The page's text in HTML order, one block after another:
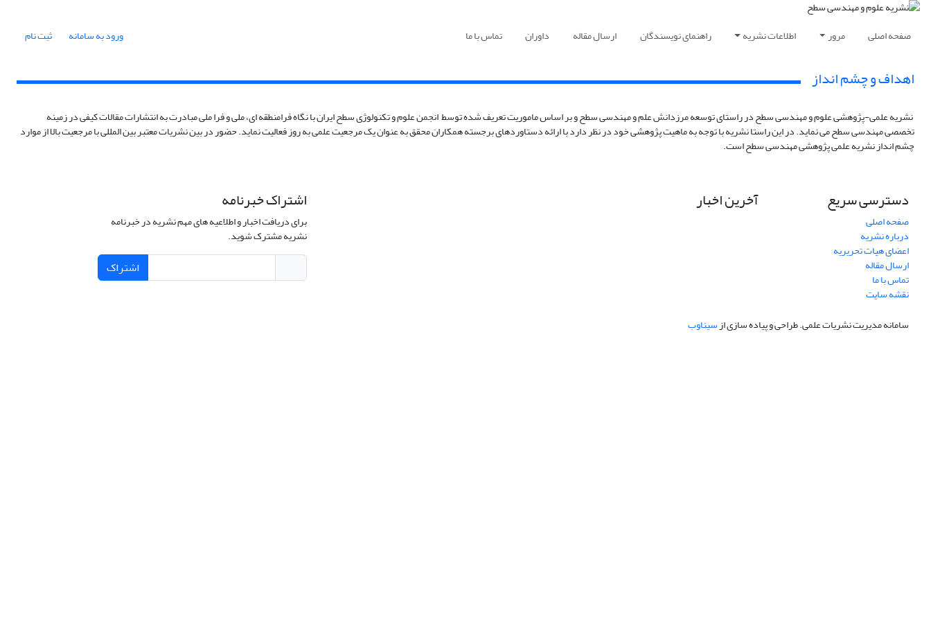
صفحه اصلی مرور اطلاعات نشریه راهنمای نویسندگان ارسال مقاله داوران تماس با ما ورود به سامانه ثبت نام
اهداف و چشم انداز
نشریه علمی-پژوهشی علوم و مهندسی سطح در راستای توسعه مرزدانش علم و مهندسی سطح و بر اساس ماموریت تعریف شده توسط انجمن علوم و تکنولوژی سطح ایران با نگاه فرامنطقه ای، ملی و فرا ملی مبادرت به انتشارات مقالات کیفی در زمینه
تخصصی مهندسی سطح می نماید. در این راستا نشریه با توجه به ماهیت پژوهشی خود در نظر دارد با ارائه دستاوردهای برجسته همکاران محقق به عنوان یک مرجعیت علمی به روز فعالیت نماید. حضور در بین نشریات معتبر بین المللی با مرجعیت بالا از موارد
چشم انداز نشریه علمی پژوهشی مهندسی سطح است.
دسترسی سریع
صفحه اصلی
درباره نشریه
اعضای هیات تحریریه
ارسال مقاله
تماس با ما
نقشه سایت
آخرین اخبار اشتراک خبرنامه
برای دریافت اخبار و اطلاعیه های مهم نشریه در خبرنامه
نشریه مشترک شوید.
اشتراک
سامانه مدیریت نشریات علمی.طراحی و پیاده سازی ازسیناوب